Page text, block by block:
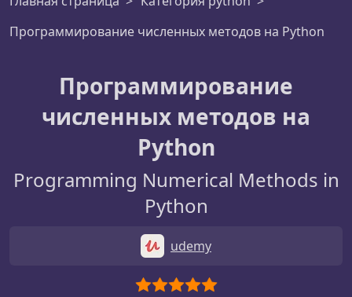
Программирование численных методов на Python
Программирование
численных методов на
Python
Programming Numerical Methods in
Python
udemy